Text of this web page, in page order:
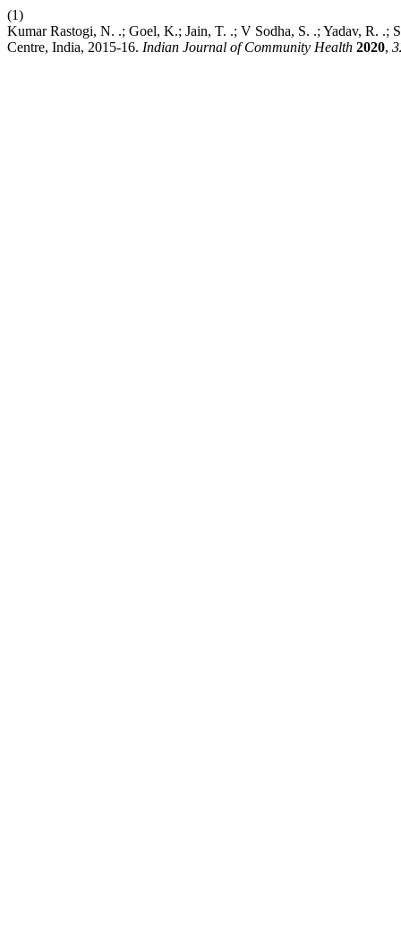
(1)
Kumar Rastogi, N. .; Goel, K.; Jain, T. .; V Sodha, S. .; Yadav, R.
Centre, India, 2015-16. Indian Journal of Community Health 2020,